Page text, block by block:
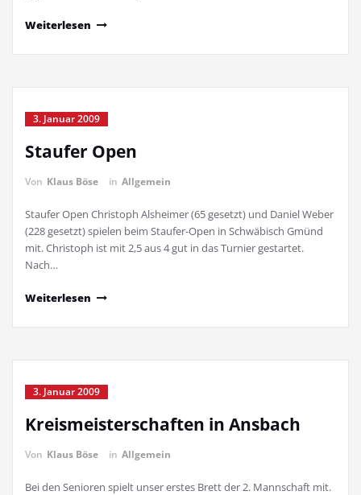
Weiterlesen
3. Januar 2009
Staufer Open
Von Klaus Böse in Allgemein
Staufer Open Christoph Alsheimer (65 gesetzt) und Daniel Weber
(228 gesetzt) spielen beim Staufer-Open in Schwäbisch Gmünd
mit. Christoph ist mit 2,5 aus 4 gut in das Turnier gestartet.
Nach…
Weiterlesen
3. Januar 2009
Kreismeisterschaften in Ansbach
Von Klaus Böse in Allgemein
Bei den Senioren spielt unser erstes Brett der 2. Mannschaft mit.